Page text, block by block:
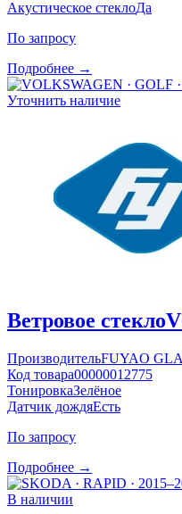
Акустическое стеклоДа
По запросу
Подробнее →
Уточнить наличие
Ветровое стекло
ПроизводительFUYAO
Код товара00000012775
ТонировкаЗелёное
Датчик дождяЕсть
По запросу
Подробнее →
В наличии